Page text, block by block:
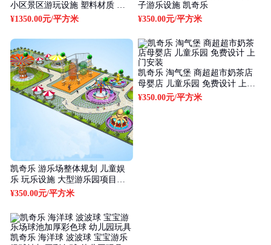
小区景区游玩设施 塑料材质 凯
奇乐
¥1350.00元/平方米
子游乐设施 凯奇乐
¥350.00元/平方米
凯奇乐 游乐场整体规划 儿童娱
乐 玩乐设施 大型游乐园项目规
划
¥350.00元/平方米
凯奇乐 淘气堡 商超超市奶茶店
母婴店 儿童乐园 免费设计 上门
安装
¥350.00元/平方米
凯奇乐 海洋球 波波球 宝宝游乐